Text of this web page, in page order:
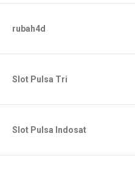
rubah4d
Slot Pulsa Tri
Slot Pulsa Indosat